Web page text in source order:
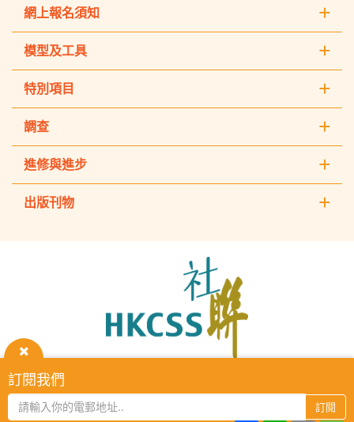
關
閉
訂閱我們
訂閱
網上報名須知
模型及工具
特別項目
調查
進修與進步
出版刊物
Council
Service
HKCSS Institute主頁
2026 © The Hong Kong Council of Social Service. All Rights
Reserved.